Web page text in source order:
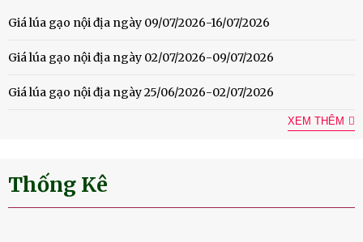
Giá lúa gạo nội địa ngày 09/07/2026-16/07/2026
Giá lúa gạo nội địa ngày 02/07/2026-09/07/2026
Giá lúa gạo nội địa ngày 25/06/2026-02/07/2026
XEM THÊM
Thống Kê